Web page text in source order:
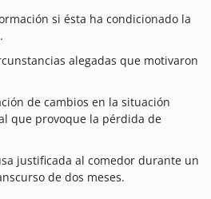
si ésta ha condicionado la
alegadas que motivaron
de cambios en la situación
que provoque la pérdida de
justificada al comedor durante un
de dos meses.